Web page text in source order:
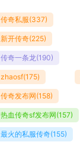
传奇私服(337)
新开传奇(225)
传奇一条龙(190)
zhaosf(175)
传奇发布网(158)
热血传奇sf发布网(157)
最火的私服传奇(155)